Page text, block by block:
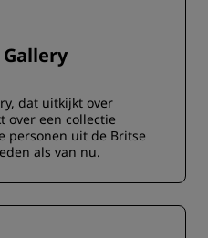
dat uitkijkt over
over een collectie
personen uit de Britse
als van nu.